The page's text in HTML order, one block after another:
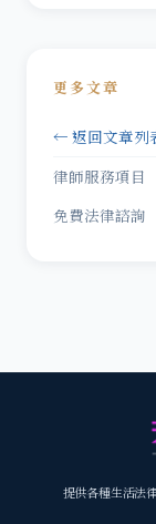
更多文章
← 返回文章列
律師服務項目
免費法律諮詢
提供各種生活法